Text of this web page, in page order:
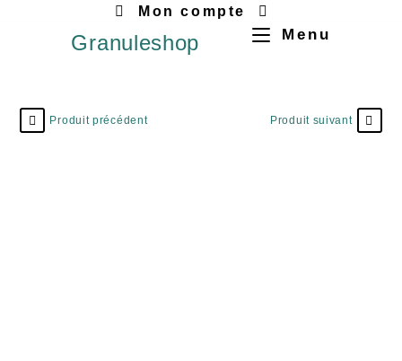
Mon compte
Granuleshop Menu
Produit précédent Produit suivant